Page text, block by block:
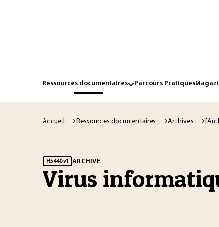
Ressources documentaires Parcours Pratiques
Accueil Ressources documentaires Archives
H5440 v1 ARCHIVE
Virus